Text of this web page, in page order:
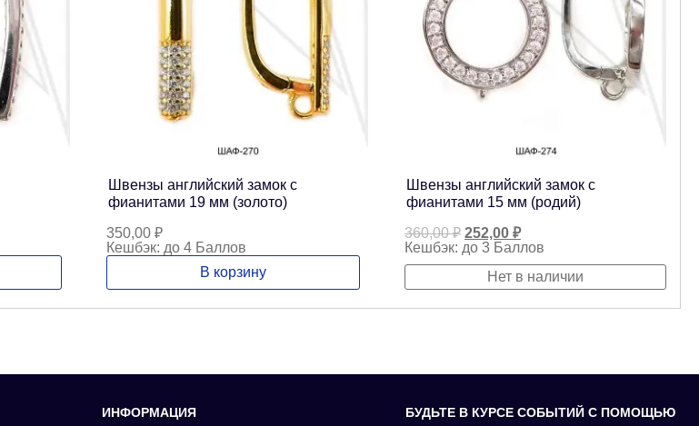
Швензы английский замок с
фианитами 19 мм (золото)
350,00 ₽
Кешбэк: до 4 Баллов
В корзину
Швензы английский замок с
фианитами 15 мм (родий)
360,00₽ Первоначальная
цена
составляла
360,00 ₽.
252,00 ₽Текущая
цена:
252,00 ₽.
Кешбэк: до 3 Баллов
Нет в наличии
ИНФОРМАЦИЯ БУДЬТЕ В КУРСЕ СОБЫТИЙ С ПОМОЩЬЮ